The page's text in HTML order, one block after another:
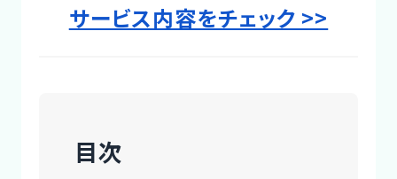
サービス内容をチェック >>
目次